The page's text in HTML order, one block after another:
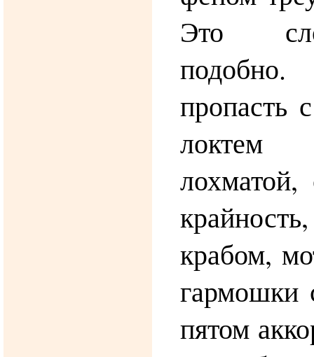
Это
подобно.
пропасть
крабом,
гармошки
пятом